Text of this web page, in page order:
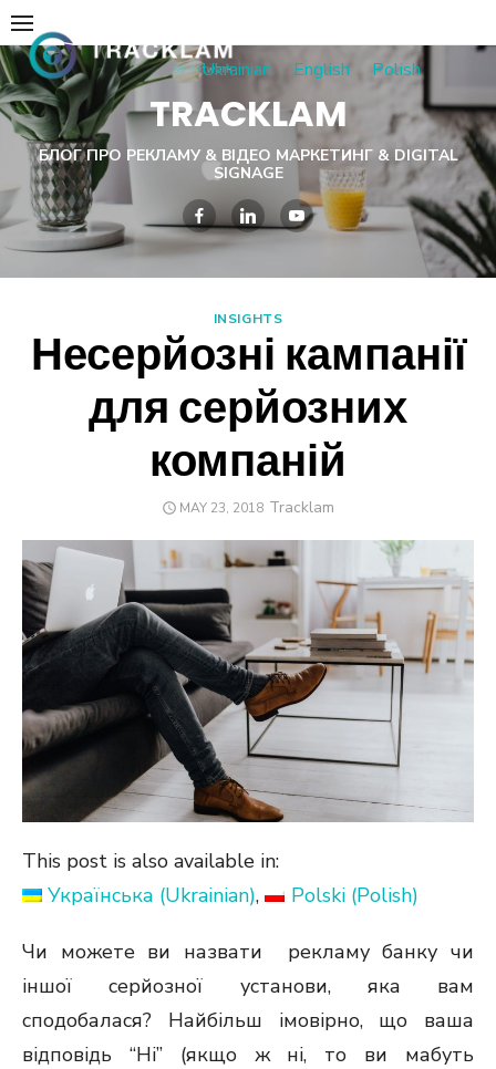
Skip
to
content
TRACKLAM
БЛОГ ПРО РЕКЛАМУ & ВІДЕО МАРКЕТИНГ & DIGITAL
SIGNAGE
Ukrainian English Polish
INSIGHTS
Несерйозні кампанії
для серйозних
компаній
POSTED
MAY 23, 2018 Author
Tracklam
This post is also available in:
Українська (Ukrainian) Polski(Polish)
Чи можете ви назвати рекламу банку чи
іншої серйозної установи, яка вам
сподобалася? Найбільш імовірно, що ваша
відповідь “Ні” (якщо ж ні, то ви мабуть